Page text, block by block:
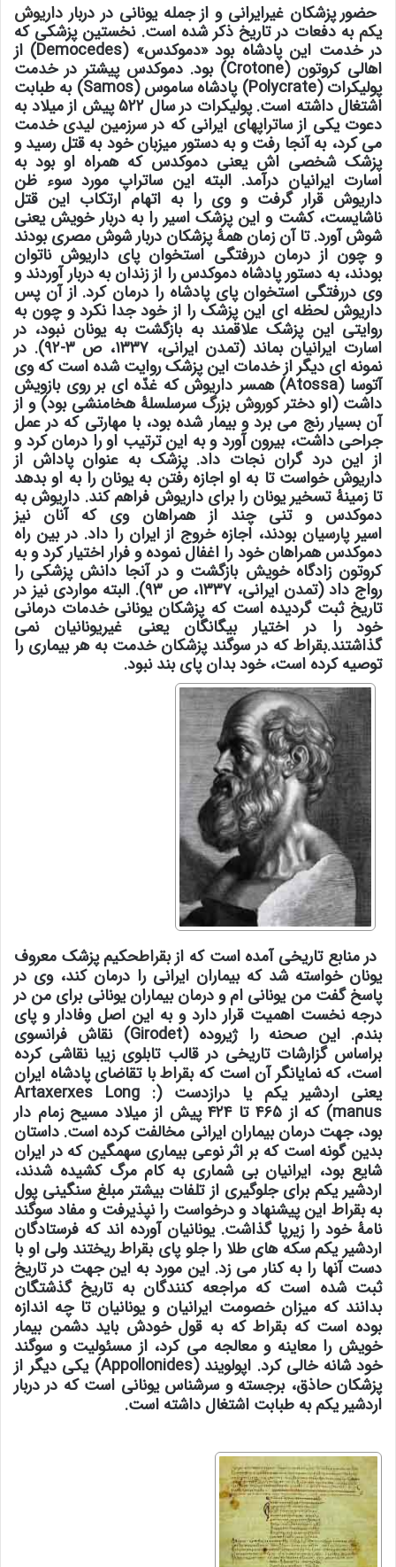
حضور پزشکان غیرایرانی و از جمله یونانی در دربار داریوش
یکم به دفعات در تاریخ ذکر شده است. نخستین پزشکی که
در خدمت این پادشاه بود «دموکدس» (Democedes) از
اهالی کروتون (Crotone) بود. دموکدس پیشتر در خدمت
پولیکرات (Polycrate) پادشاه ساموس (Samos) به طبابت
اشتغال داشته است. پولیکرات در سال ۵۲۲ پیش از میلاد به
دعوت یکی ازساتراپهای ایرانی که درسرزمین لیدی خدمت
می کرد، به آنجا رفت و به دستور میزبان خود به قتل رسید و
پزشک شخصی اش یعنی دموکدس که همراه او بود به
اسارت ایرانیان درآمد. البته این ساتراپ مورد سوء ظن
داریوش قرار گرفت و وی را به اتهام ارتکاب این قتل
ناشایست، کشت و این پزشک اسیر را به دربار خویش یعنی
شوش آورد. تا آن زمان همۀ پزشکان دربار شوش مصری بودند
و چون از درمان دررفتگی استخوان پای داریوش ناتوان
بودند، به دستور پادشاه دموکدس را از زندان به دربار آوردند و
وی دررفتگی استخوان پای پادشاه را درمان کرد. از آن پس
داریوش لحظه ای این پزشک را از خود جدا نکرد و چون به
روایتی این پزشک علاقمند به بازگشت به یونان نبود، در
اسارت ایرانیان بماند (تمدن ایرانی، ۱۳۳۷، ص ۳-۹۲). در
نمونه ای دیگر از خدمات این پزشک روایت شده است که وی
آتوسا (Atossa) همسر داریوش که غدّه ای بر روی بازویش
داشت (او دخترکوروش بزرگ سرسلسلۀ هخامنشی بود) و از
آن بسیار رنج می برد و بیمار شده بود، با مهارتی که در عمل
جراحی داشت، بیرون آورد و به این ترتیب او را درمان کرد و
از این درد گران نجات داد. پزشک به عنوان پاداش از
داریوش خواست تا به او اجازه رفتن به یونان را به او بدهد
تا زمینۀ تسخیر یونان را برای داریوش فراهم کند. داریوش به
دموکدس و تنی چند از همراهان وی که آنان نیز
اسیرپارسیان بودند، اجازه خروج از ایران را داد. در بین راه
دموکدس همراهان خود را اغفال نموده و فرار اختیار کرد و به
کروتون زادگاه خویش بازگشت و در آنجا دانش پزشکی را
رواج داد (تمدن ایرانی، ۱۳۳۷، ص ۹۳). البته مواردی نیز در
تاریخ ثبت گردیده است که پزشکان یونانی خدمات درمانی
خود را در اختیار بیگانگان یعنی غیریونانیان نمی
گذاشتند.بقراطکه در سوگند پزشکان خدمت به هر بیماری را
توصیه کرده است، خود بدان پای بند نبود.
در منابع تاریخی آمده است که ازبقراطحکیم پزشک معروف
یونان خواسته شد که بیماران ایرانی را درمان کند، وی در
پاسخ گفت من یونانی ام و درمان بیماران یونانی برای من در
درجه نخست اهمیت قرار دارد و به این اصل وفادار و پای
بندم. این صحنه را ژیروده (Girodet) نقاش فرانسوی
براساس گزارشات تاریخی در قالب تابلوی زیبا نقاشی کرده
است، که نمایانگر آن است کهبقراطبا تقاضای پادشاه ایران
یعنی اردشیر یکم یا درازدست (Artaxerxes Long :
manus) که از ۴۶۵ تا ۴۲۴ پیش از میلاد مسیح زمام دار
بود، جهت درمان بیماران ایرانی مخالفت کرده است. داستان
بدین گونه است که بر اثر نوعی بیماری سهمگین که در ایران
شایع بود، ایرانیان بی شماری به کام مرگ کشیده شدند،
اردشیر یکم برای جلوگیری از تلفات بیشتر مبلغ سنگینی پول
بهبقراط این پیشنهاد و درخواست را نپذیرفت و مفاد سوگند
نامۀ خود را زیرپا گذاشت. یونانیان آورده اند که فرستادگان
اردشیر یکم سکه های طلا را جلو پایبقراطریختند ولی او با
دست آنها را به کنار می زد. این مورد به این جهت در تاریخ
ثبت شده است که مراجعه کنندگان به تاریخ گذشتگان
بدانند که میزان خصومت ایرانیان و یونانیان تا چه اندازه
بوده است کهبقراطکه به قول خودش باید دشمن بیمار
خویش را معاینه و معالجه می کرد، از مسئولیت و سوگند
خود شانه خالی کرد. اپولویند (Appollonides) یکی دیگر از
پزشکان حاذق، برجسته و سرشناس یونانی است که در دربار
اردشیر یکم به طبابت اشتغال داشته است.